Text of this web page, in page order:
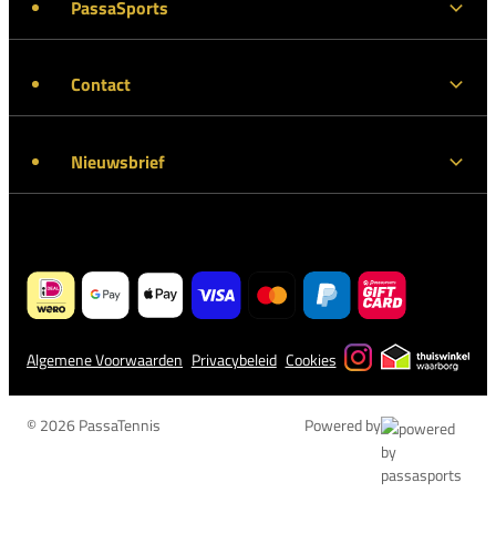
PassaSports
Contact
Nieuwsbrief
Algemene Voorwaarden Privacybeleid Cookies
© 2026 PassaTennis Powered by